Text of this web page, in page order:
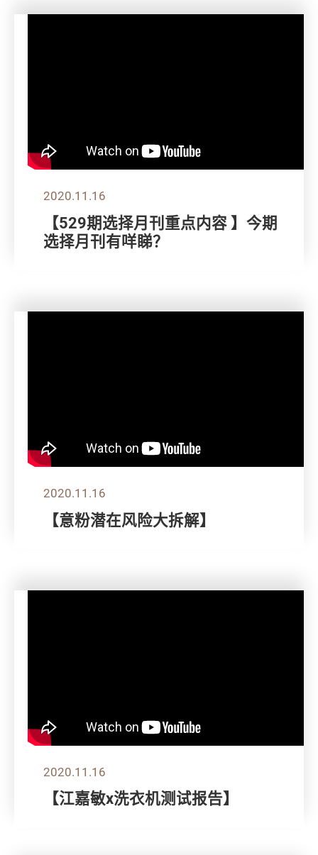
2020.11.16
【529期选择月刊重点内容 】今期
选择月刊有咩睇？
2020.11.16
【意粉潜在风险大拆解】
2020.11.16
【江嘉敏x洗衣机测试报告】